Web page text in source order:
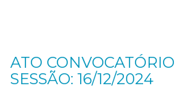
ATO
SESSÃO: 16/12/2024